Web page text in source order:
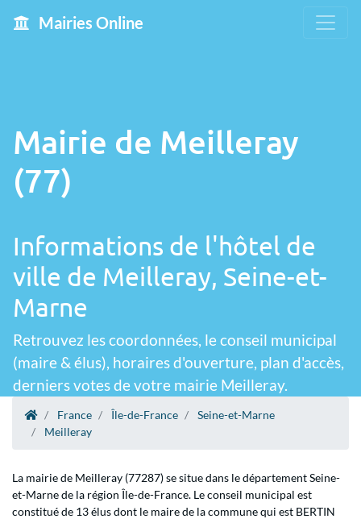
Mairies Online
Mairie de Meilleray
(77)
Informations de l'hôtel de
ville de Meilleray, Seine-et-
Marne
Retrouvez les coordonnées, le conseil municipal
(maire & élus), horaires d'ouverture, plan d'accès,
derniers votes de votre mairie Meilleray.
France Île-de-France
Seine-et-Marne
Meilleray
La mairie de Meilleray (77287) se situe dans le département Seine-
et-Marne de la région Île-de-France. Le conseil municipal est
constitué de 13 élus dont le maire de la commune qui est BERTIN